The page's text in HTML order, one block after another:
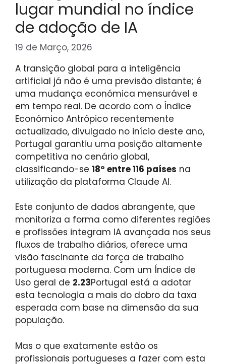
lugar mundial no índice
de adoção de IA
19 de Março, 2026
A transição global para a inteligência
artificial já não é uma previsão distante; é
uma mudança económica mensurável e
em tempo real. De acordo com o Índice
Económico Antrópico recentemente
actualizado, divulgado no início deste ano,
Portugal garantiu uma posição altamente
competitiva no cenário global,
classificando-se 18º entre 116 países na
utilização da plataforma Claude AI.
Este conjunto de dados abrangente, que
monitoriza a forma como diferentes regiões
e profissões integram IA avançada nos seus
fluxos de trabalho diários, oferece uma
visão fascinante da força de trabalho
portuguesa moderna. Com um Índice de
Uso geral de 2.23Portugal está a adotar
esta tecnologia a mais do dobro da taxa
esperada com base na dimensão da sua
população.
Mas o que exatamente estão os
profissionais portugueses a fazer com esta